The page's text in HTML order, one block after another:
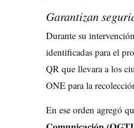
Garantizan
Durante su
identificadas para el
QR que llevara a los
ONE para la
En ese orden agregó